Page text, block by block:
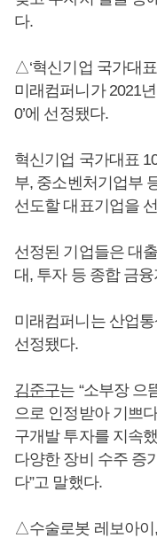
다.
△‘혁신기업 국가대
미래컴퍼니가 2021
0’에 선정됐다.
혁신기업 국가대표
부, 중소벤처기업부
선도할 대표기업을
선정된 기업들은 대
대, 투자 등 종합 금
미래컴퍼니는 산업
선정됐다.
김준구는 “소부장 으
으로 인정받아 기쁘
구개발 투자를 지속
다양한 장비 수주 증
다”고 말했다.
△수술로봇 레보아이